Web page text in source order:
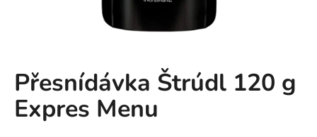
Přesnídávka Štrúdl 120 g
Expres Menu
T
?